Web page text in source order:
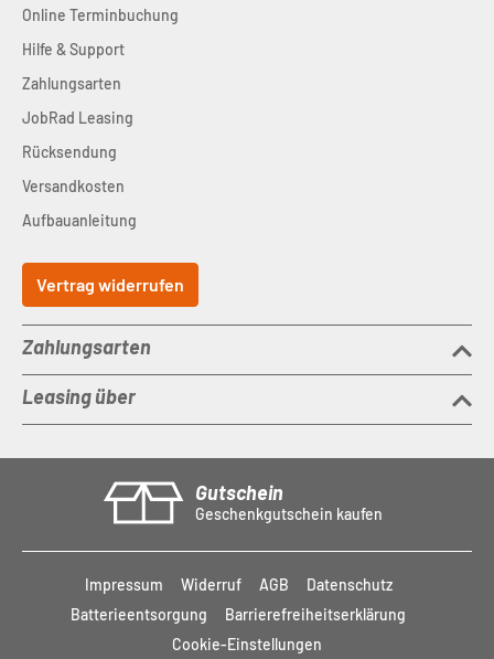
Online Terminbuchung
Hilfe & Support
Zahlungsarten
JobRad Leasing
Rücksendung
Versandkosten
Aufbauanleitung
Vertrag widerrufen
Zahlungsarten
Leasing über
Gutschein
Geschenkgutschein kaufen
Impressum Widerruf AGB
Datenschutz
Batterieentsorgung
Barrierefreiheitserklärung
Cookie-Einstellungen